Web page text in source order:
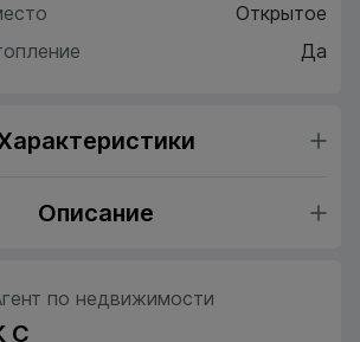
Открытое
Да
Описание
по недвижимости
С